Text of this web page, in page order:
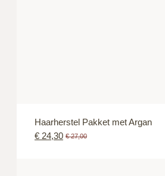
Haarherstel Pakket met Argan
€27,00
€ 24,30